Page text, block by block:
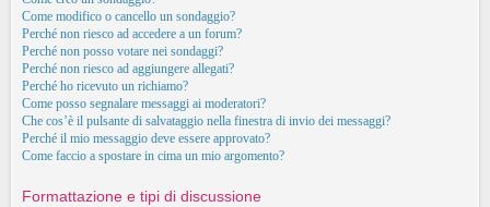
Come modifico o cancello un sondaggio?
Perché non riesco ad accedere a un forum?
Perché non posso votare nei sondaggi?
Perché non riesco ad aggiungere allegati?
Perché ho ricevuto un richiamo?
Come posso segnalare messaggi ai moderatori?
Che cos’è il pulsante di salvataggio nella finestra di invio dei messaggi?
Perché il mio messaggio deve essere approvato?
Come faccio a spostare in cima un mio argomento?
Formattazione e tipi di discussione